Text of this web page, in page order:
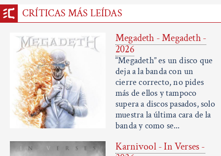
CRÍTICAS MÁS LEÍDAS
Megadeth - Megadeth -
2026
“Megadeth” es un disco que
deja a la banda con un
cierre correcto, no pides
más de ellos y tampoco
supera a discos pasados, solo
muestra la última cara de la
banda y como se...
Karnivool - In Verses -